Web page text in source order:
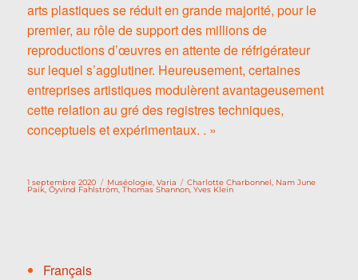
arts plastiques se réduit en grande majorité, pour le
premier, au rôle de support des millions de
reproductions d’œuvres en attente de réfrigérateur
sur lequel s’agglutiner. Heureusement, certaines
entreprises artistiques modulèrent avantageusement
cette relation au gré des registres techniques,
conceptuels et expérimentaux. . »
Publié
le
1 septembre 2020 Catégories
Muséologie, Varia Étiquettes
Charlotte Charbonnel
Nam June
Paik ,Öyvind Fahlström ,Thomas Shannon ,Yves Klein
Français